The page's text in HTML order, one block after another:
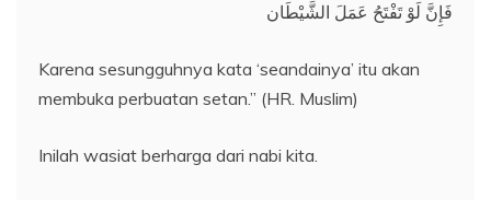
فَإِنَّ لَوْ تَفْتَحُ عَمَلَ الشَّيْطَان
Karena sesungguhnya kata ‘seandainya’ itu akan
membuka perbuatan setan.” (HR. Muslim)
Inilah wasiat berharga dari nabi kita.